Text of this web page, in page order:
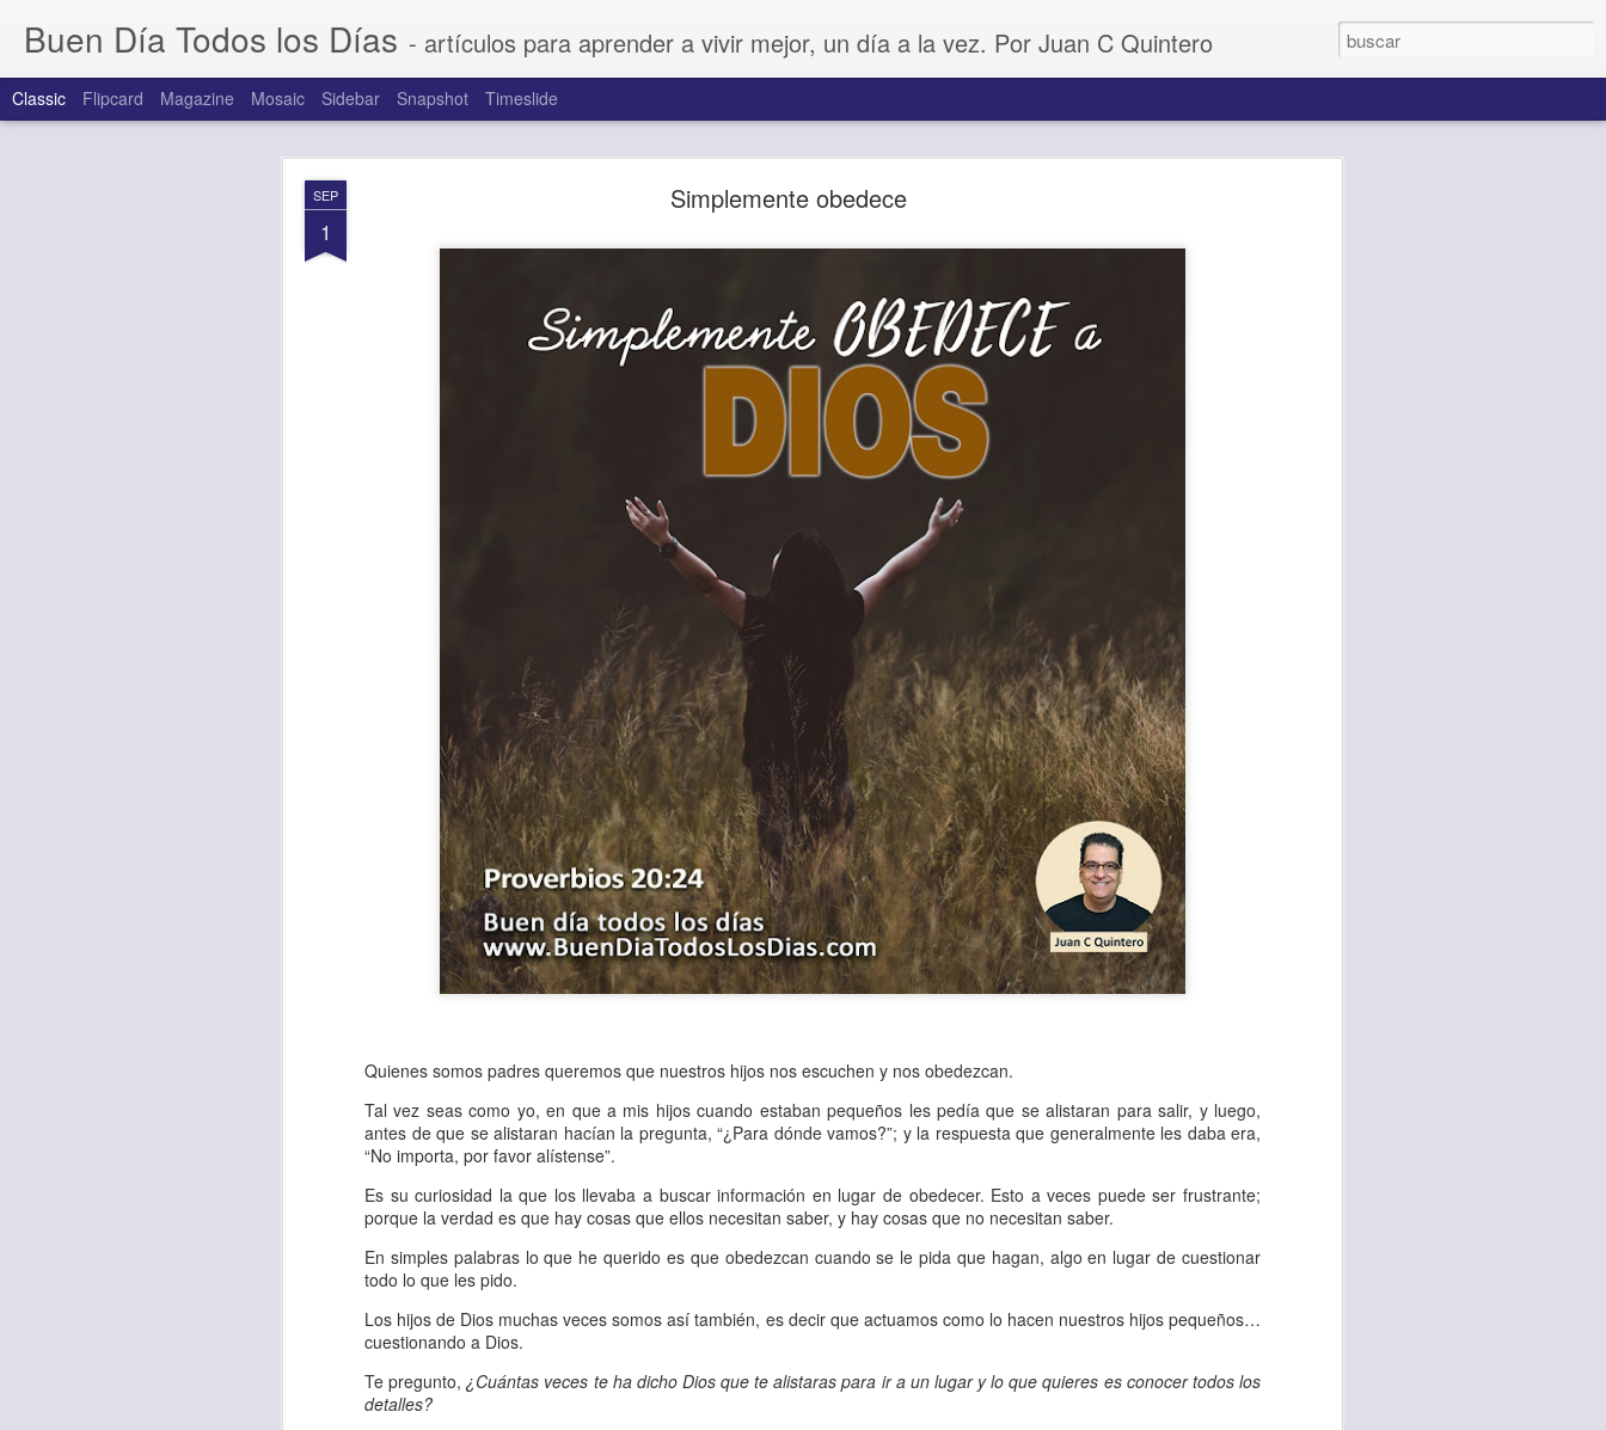
SEP
1
Simplemente obedece
Quienes somos padres queremos que nuestros hijos nos escuchen y nos obedezcan.
Tal vez seas como yo, en que a mis hijos cuando estaban pequeños les pedía que se alistaran para salir, y luego,
antes de que se alistaran hacían la pregunta, “¿Para dónde vamos?”; y la respuesta que generalmente les daba era,
“No importa, por favor alístense”.
Es su curiosidad la que los llevaba a buscar información en lugar de obedecer. Esto a veces puede ser frustrante;
porque la verdad es que hay cosas que ellos necesitan saber, y hay cosas que no necesitan saber.
En simples palabras lo que he querido es que obedezcan cuando se le pida que hagan, algo en lugar de cuestionar
todo lo que les pido.
Los hijos de Dios muchas veces somos así también, es decir que actuamos como lo hacen nuestros hijos pequeños…
cuestionando a Dios.
Te pregunto,¿Cuántas veces te ha dicho Dios que te alistaras para ir a un lugar y lo que quieres es conocer todos los
detalles?
Buen Día Todos los Días - artículos para aprender a vivir mejor, un día a la vez. Por Juan C Quintero
Classic Flipcard Magazine Mosaic Sidebar Snapshot Timeslide
Amar sin fingimiento
Para muchos, la vida es una carrera continua de actividades perfectamente agendadas
acorde con una lista de logros esperados, la mayoría de ellos relacionados con el trabajo, los
logros profesionales e incluso los logros en el cuidado del cuerpo en el gimnasio.
“amados”, es decir, a nuestra familia.
Yo tengo gratos recuerdos del amor de mis padres y abuelos; y tal vez tú también tengas
esos buenos recuerdos; lo cierto es que para la mayoría de ellos ese amor significó inversión
de tiempo, muchos incluso sacrificando sus aspiraciones personales por estar en casa y dar
lo mejor que tenían por su familia.
Te invito a reflexionar sobre:¿Cuáles son tus prioridades?, ¿En qué lugar está el amor hacia
tu familia?
En la Biblia, el capítulo 12 de la carta a los romanos se conoce como la lista de los deberes
del cristiano. Esta contiene recomendaciones sabias y justas para llevar una vida correcta.